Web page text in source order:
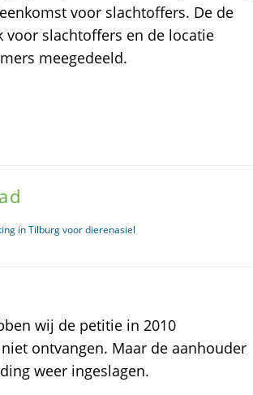
voor slachtoffers. De de
slachtoffers en de locatie
meegedeeld.
in Tilburg voor dierenasiel
wij de petitie in 2010
ontvangen. Maar de aanhouder
weer ingeslagen.